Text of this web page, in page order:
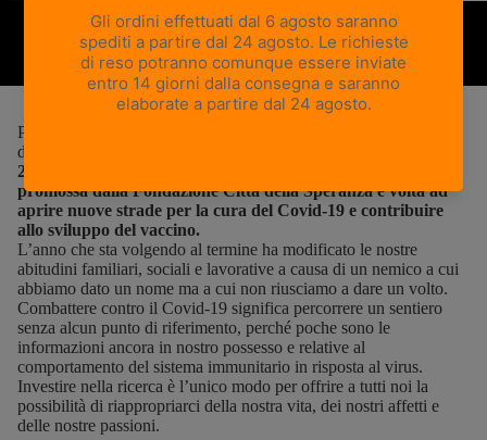
25 novembre 2020
Per il Calzaturificio Zamberlan il Black Friday sarà all’insegna
della ricerca.
27-29 novembre sarà devoluto al sostegno della ricerca
promossa dalla Fondazione Città della Speranza e volta ad
aprire nuove strade per la cura del Covid-19 e contribuire
allo sviluppo del vaccino.
L’anno che sta volgendo al termine ha modificato le nostre
abitudini familiari, sociali e lavorative a causa di un nemico a cui
abbiamo dato un nome ma a cui non riusciamo a dare un volto.
Combattere contro il Covid-19 significa percorrere un sentiero
senza alcun punto di riferimento, perché poche sono le
informazioni ancora in nostro possesso e relative al
comportamento del sistema immunitario in risposta al virus.
Investire nella ricerca è l’unico modo per offrire a tutti noi la
possibilità di riappropriarci della nostra vita, dei nostri affetti e
delle nostre passioni.